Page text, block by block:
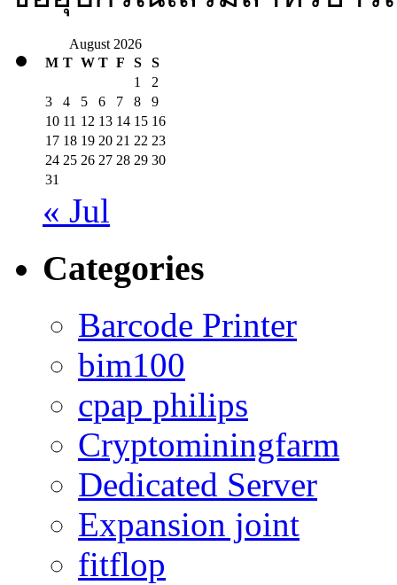
August 2026
M T W T F S
S
1
2
3
4 5 6 7 8
9
10 11 12 13 14 15 16
17 18 19 20 21 22 23
24 25 26 27 28 29 30
31
« Jul
Categories
Barcode Printer
bim100
cpap philips
Cryptominingfarm
Dedicated Server
Expansion joint
fitflop